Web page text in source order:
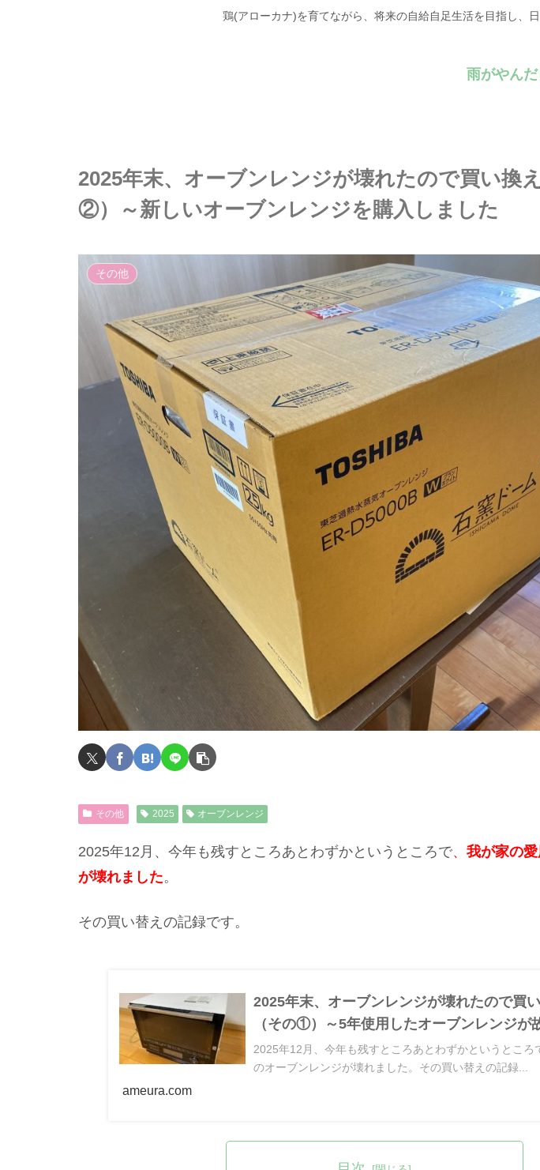
鶏(アローカナ)を育てながら、将来の自給自足生活を目指し、
雨がやん
2025年末、オーブンレンジが壊れたので買い換
②）～新しいオーブンレンジを購入しました
その他
その他 2025 オーブンレンジ
2025年12月、今年も残すところあとわずかというところで、 我が家の
が壊れました。
その買い替えの記録です。
2025年末、オーブンレンジが壊れたので買
（その①）～5年使用したオーブンレンジが
2025年12月、今年も残すところあとわずかというところ
のオーブンレンジが壊れました。その買い替えの記録...
ameura.com